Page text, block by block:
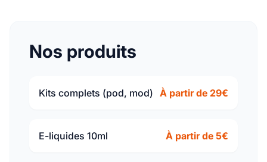
Nos produits
Kits complets (pod, mod) À partir de 29€
E-liquides 10ml À partir de 5€